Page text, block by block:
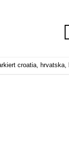
croatia, hrvatska,